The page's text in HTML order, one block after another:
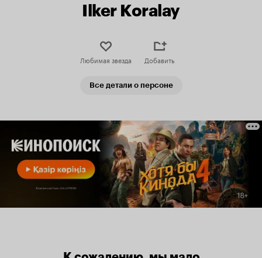
Ilker Koralay
Любимая звезда Добавить
Все детали о персоне